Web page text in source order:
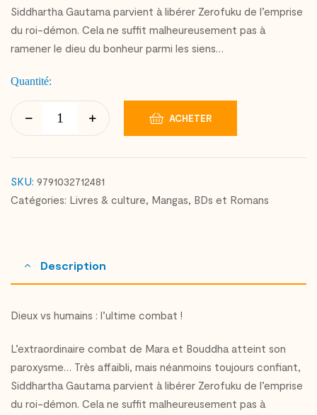
Siddhartha Gautama parvient à libérer Zerofuku de l’emprise
du roi-démon. Cela ne suffit malheureusement pas à
ramener le dieu du bonheur parmi les siens…
Quantité:
ACHETER
SKU: 9791032712481
Catégories: Livres & culture, Mangas, BDs et Romans
Description
Dieux vs humains : l’ultime combat !
L’extraordinaire combat de Mara et Bouddha atteint son
paroxysme… Très affaibli, mais néanmoins toujours confiant,
Siddhartha Gautama parvient à libérer Zerofuku de l’emprise
du roi-démon. Cela ne suffit malheureusement pas à